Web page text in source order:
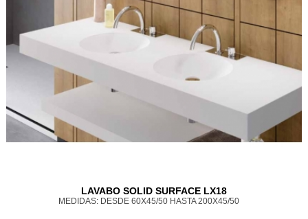
LAVABO SOLID SURFACE LX18
MEDIDAS: DESDE 60X45/50 HASTA 200X45/50